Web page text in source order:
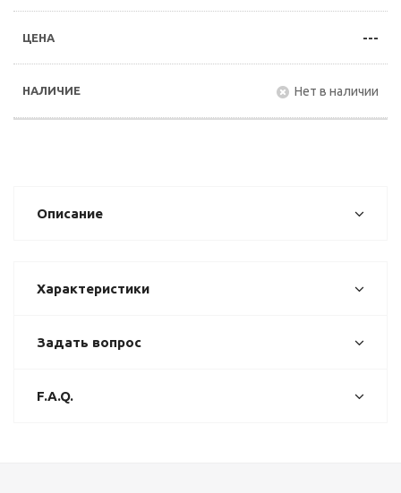
---
Нет в наличии
Описание
Характеристики
Задать вопрос
F.A.Q.